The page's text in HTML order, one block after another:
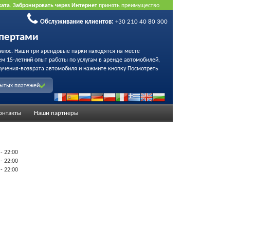
. Забронировать через Интернет принять преимущество
Обслуживание клиентов: +30 210 40 80 300
Наши три арендовые парки находятся на месте
летний опыт работы по услугам в аренде автомобилей,
возврата автомобиля и нажмите кнопку Посмотреть
платежей
Наши партнеры
- 22:00
- 22:00
- 22:00